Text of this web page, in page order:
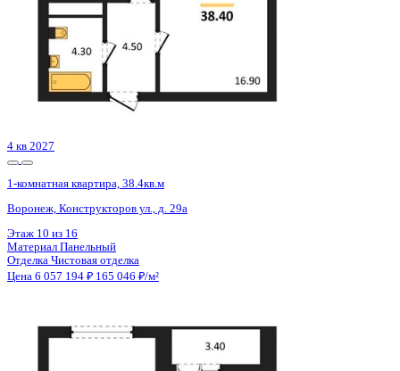
1 кв 2031
1-комнатная квартира, 40.88кв.м
Воронеж, Славы пер., д. 1
Этаж 5 из 16
Цена 6 058 416 ₽ 154 670 ₽/м²